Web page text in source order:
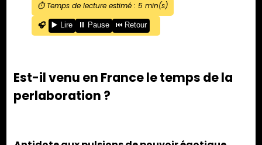
⏱️ Temps de lecture estimé : 5min(s)
🎧
▶️ Lire ⏸️ Pause ⏮️ Retour
Est-il venu en France le temps de la
perlaboration ?